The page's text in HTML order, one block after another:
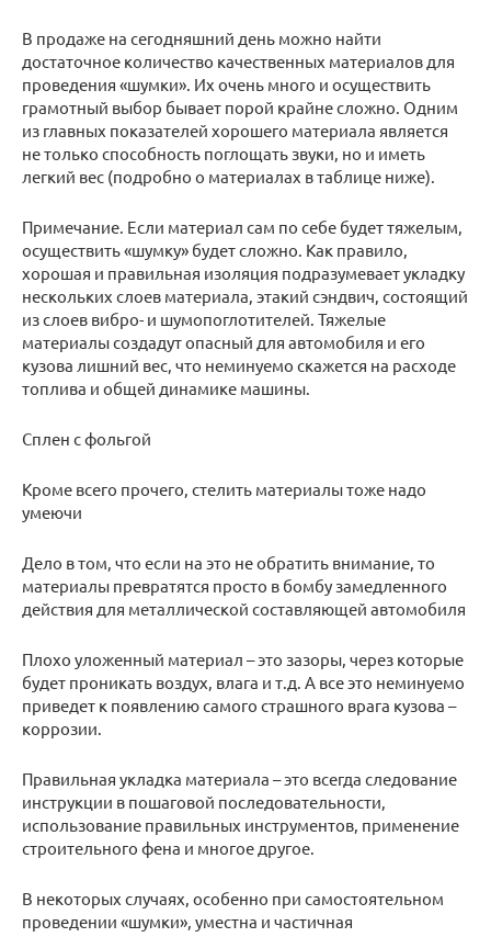
В продаже на сегодняшний день можно найти
достаточное количество качественных материалов для
проведения «шумки». Их очень много и осуществить
грамотный выбор бывает порой крайне сложно. Одним
из главных показателей хорошего материала является
не только способность поглощать звуки, но и иметь
легкий вес (подробно о материалах в таблице ниже).
Примечание. Если материал сам по себе будет тяжелым,
осуществить «шумку» будет сложно. Как правило,
хорошая и правильная изоляция подразумевает укладку
нескольких слоев материала, этакий сэндвич, состоящий
из слоев вибро- и шумопоглотителей. Тяжелые
материалы создадут опасный для автомобиля и его
кузова лишний вес, что неминуемо скажется на расходе
топлива и общей динамике машины.
Сплен с фольгой
Кроме всего прочего, стелить материалы тоже надо
умеючи
Дело в том, что если на это не обратить внимание, то
материалы превратятся просто в бомбу замедленного
действия для металлической составляющей автомобиля
Плохо уложенный материал – это зазоры, через которые
будет проникать воздух, влага и т.д. А все это неминуемо
приведет к появлению самого страшного врага кузова –
коррозии.
Правильная укладка материала – это всегда следование
инструкции в пошаговой последовательности,
использование правильных инструментов, применение
строительного фена и многое другое.
В некоторых случаях, особенно при самостоятельном
проведении «шумки», уместна и частичная